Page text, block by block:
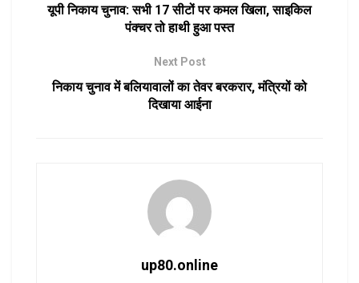
यूपी निकाय चुनाव: सभी 17 सीटों पर कमल खिला, साइकिल
पंक्चर तो हाथी हुआ पस्त
Next Post
निकाय चुनाव में बलियावालों का तेवर बरकरार, मंत्रियों को
दिखाया आईना
up80.online